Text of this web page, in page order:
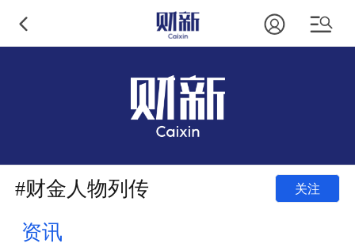
#财金人物列传 关注
资讯